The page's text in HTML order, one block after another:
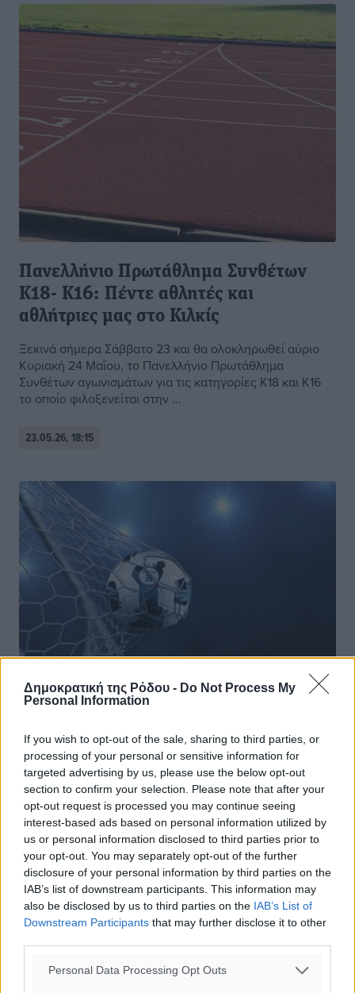
Δημοκρατική της Ρόδου - Do Not Process My
Personal Information
If you wish to opt-out of the sale, sharing to third parties, or
processing of your personal or sensitive information for
targeted advertising by us, please use the below opt-out
section to confirm your selection. Please note that after your
opt-out request is processed you may continue seeing
interest-based ads based on personal information utilized by
us or personal information disclosed to third parties prior to
your opt-out. You may separately opt-out of the further
disclosure of your personal information by third parties on the
IAB’s list of downstream participants. This information may
also be disclosed by us to third parties on the IAB’s List of
Downstream Participants that may further disclose it to other
Personal Data Processing Opt Outs
Πανελλήνιο Πρωτάθλημα Συνθέτων
Κ18- Κ16: Πέντε αθλητές και
αθλήτριες μας στο Κιλκίς
Ξεκινά σήμερα Σάββατο 23 και θα ολοκληρωθεί αύριο
Κυριακή 24 Μαΐου, το Πανελλήνιο Πρωτάθλημα
Συνθέτων αγωνισμάτων για τις κατηγορίες Κ18 και Κ16
το οποίο φιλοξενείται στην ...
23.05.26, 18:15
Super League 1: Πότε αποφασίζει για
την πιθανή αναδιάρθρωση
Το Δ.Σ. της Super League 1 με βασικό θέμα την πιθανή
αναδιάρθρωση του πρωταθλήματος θα πραγματοποιηθεί
την Τετάρτη 27 Μαΐου στις 12:00, μέσω τηλεδιάσκεψης.
Μετά το αίτημα των ...
23.05.26, 18:05